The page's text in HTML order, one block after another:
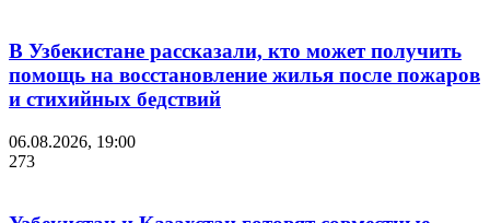
В Узбекистане рассказали, кто может получить
помощь на восстановление жилья после пожаров
и стихийных бедствий
06.08.2026, 19:00
273